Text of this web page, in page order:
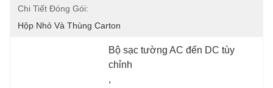
Chi Tiết Đóng Gói:
Hộp Nhỏ Và Thùng Carton
Bộ sạc tường AC đến DC tùy
chỉnh
,